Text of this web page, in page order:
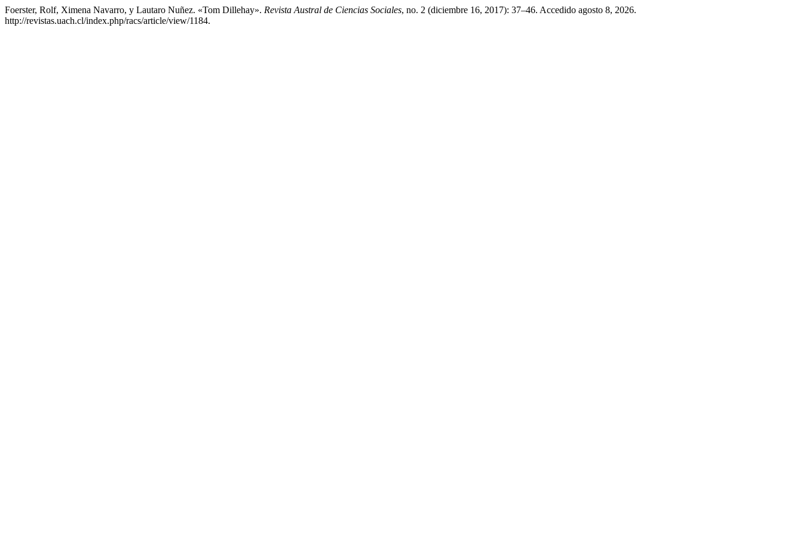
Foerster, Rolf, Ximena Navarro, y Lautaro Nuñez. «Tom Dillehay». Revista Austral de Ciencias Sociales, no. 2 (diciembre 16, 2017): 37–46. Accedido agosto 8, 2026.
http://revistas.uach.cl/index.php/racs/article/view/1184.